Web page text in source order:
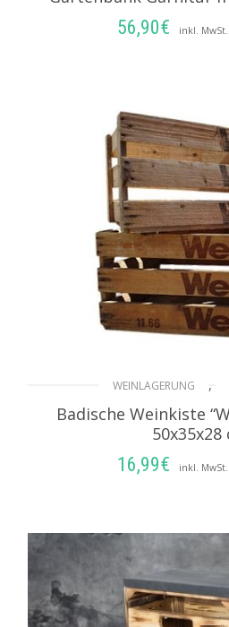
56,90€ inkl.
WEINLAGERUNG ,
Badische Weinkiste
50x35x28
16,99€ inkl.